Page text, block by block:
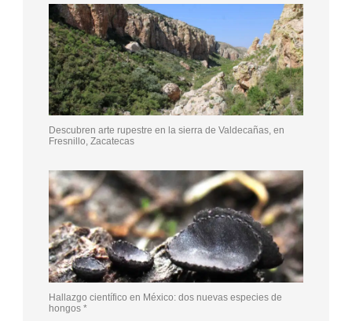
Descubren arte rupestre en la sierra de Valdecañas, en
Fresnillo, Zacatecas
Hallazgo científico en México: dos nuevas especies de
hongos *